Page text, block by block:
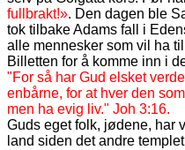
fullbrakt!». Den dagen ble
tok tilbake Adams fall i
alle mennesker som vil ha
Billetten for å komme inn i
"For så har Gud elsket
enbårne, for at hver den
men ha evig liv." Joh 3:16.
Guds eget folk, jødene, har
land siden detandre